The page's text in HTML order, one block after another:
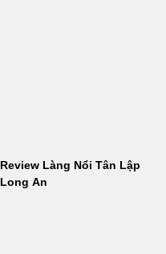
Review Làng Nổi Tân Lập
Long An